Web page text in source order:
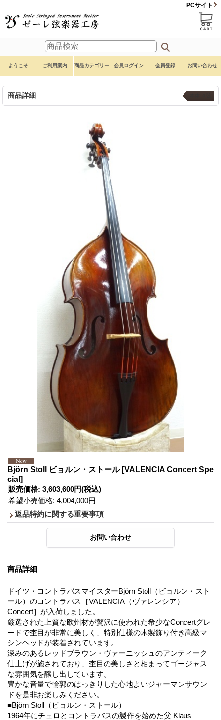
PCサイト
ようこそ ご利用案内 商品カテゴリー 会員ログイン 会員登録 お問い合わせ
商品詳細
Björn Stoll ビョルン・ストール [VALENCIA Concert Spe
cial]
販売価格: 3,603,600円(税込)
希望小売価格: 4,004,000円
返品特約に関する重要事項
商品詳細
ドイツ・コントラバスマイスターBjörn Stoll（ビョルン・スト
ール）のコントラバス［VALENCIA（ヴァレンシア）
Concert］が入荷しました。
厳選された上質な欧州材が贅沢に使われた希少なConcertグレ
ードで杢目が非常に美しく、特別仕様の木製飾り付き高級マ
シンヘッドが装着されています。
深みのあるレッドブラウン・ヴァーニッシュのアンティーク
仕上げが施されており、杢目の美しさと相まってゴージャス
な雰囲気を醸し出しています。
豊かな音量で輪郭のはっきりした心地よいジャーマンサウン
ドを是非お楽しみください。
■Björn Stoll（ビョルン・ストール）
1964年にチェロとコントラバスの製作を始めた父 Klaus